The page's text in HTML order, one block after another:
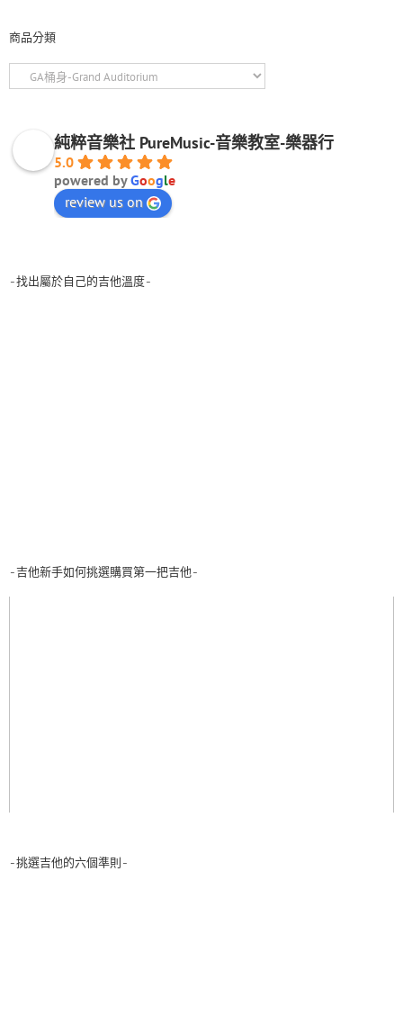
商品分類
純粹音樂社 PureMusic-音樂教室-樂器行
5.0
powered byGoogle
review us on
-找出屬於自己的吉他溫度-
-吉他新手如何挑選購買第一把吉他-
-挑選吉他的六個準則-